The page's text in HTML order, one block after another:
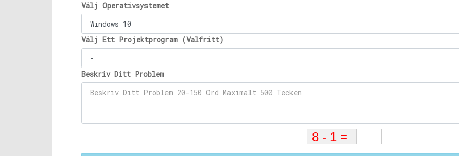
Välj Operativsystemet
Välj Ett Projektprogram (Valfritt)
Beskriv Ditt Problem